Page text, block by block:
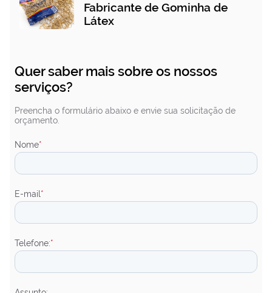
Fabricante de Gominha de
Látex
Quer saber mais sobre os nossos
serviços?
Preencha o formulário abaixo e envie sua solicitação de
orçamento.
Nome*
E-mail *
Telefone:*